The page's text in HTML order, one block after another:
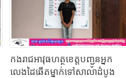
កងរាជឣាវុធហត្ថខេត្តបញ្ជូនអ្នក
លេងដៃឆើតម្នាក់ទៅសាលាដំបូង